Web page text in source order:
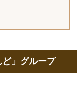
」グループ